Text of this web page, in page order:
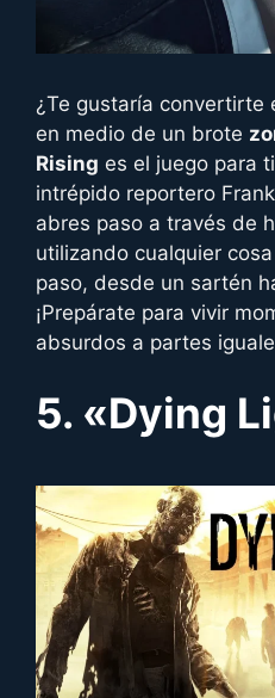
¿Te gustaría convertirte
en medio de un brote
Rising es el juego para
intrépido reportero
abres paso a través de
utilizando cualquier
paso, desde un sartén
¡Prepárate para vivir
absurdos a partes
5. «Dying